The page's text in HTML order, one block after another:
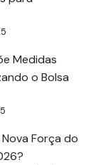
Medidas
o Bolsa
Força do